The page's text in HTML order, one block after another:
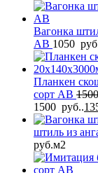
Вагонка
AB 1050
Планкен
сорт AB
1500 руб..
штиль из
руб.м2